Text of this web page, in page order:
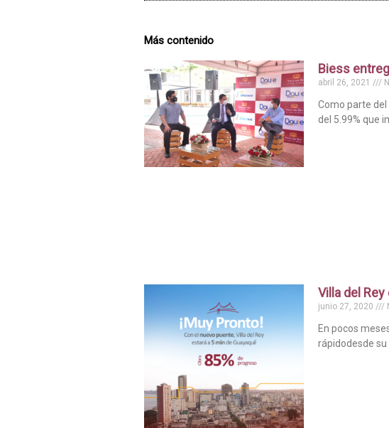
Más contenido
Biess
abril 26, 2021
Como parte
del 5.99% que
Villa del
junio 27, 2020
En pocos
rápidodesde su